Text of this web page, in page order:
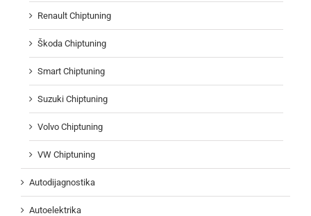
Renault Chiptuning
Škoda Chiptuning
Smart Chiptuning
Suzuki Chiptuning
Volvo Chiptuning
VW Chiptuning
Autodijagnostika
Autoelektrika